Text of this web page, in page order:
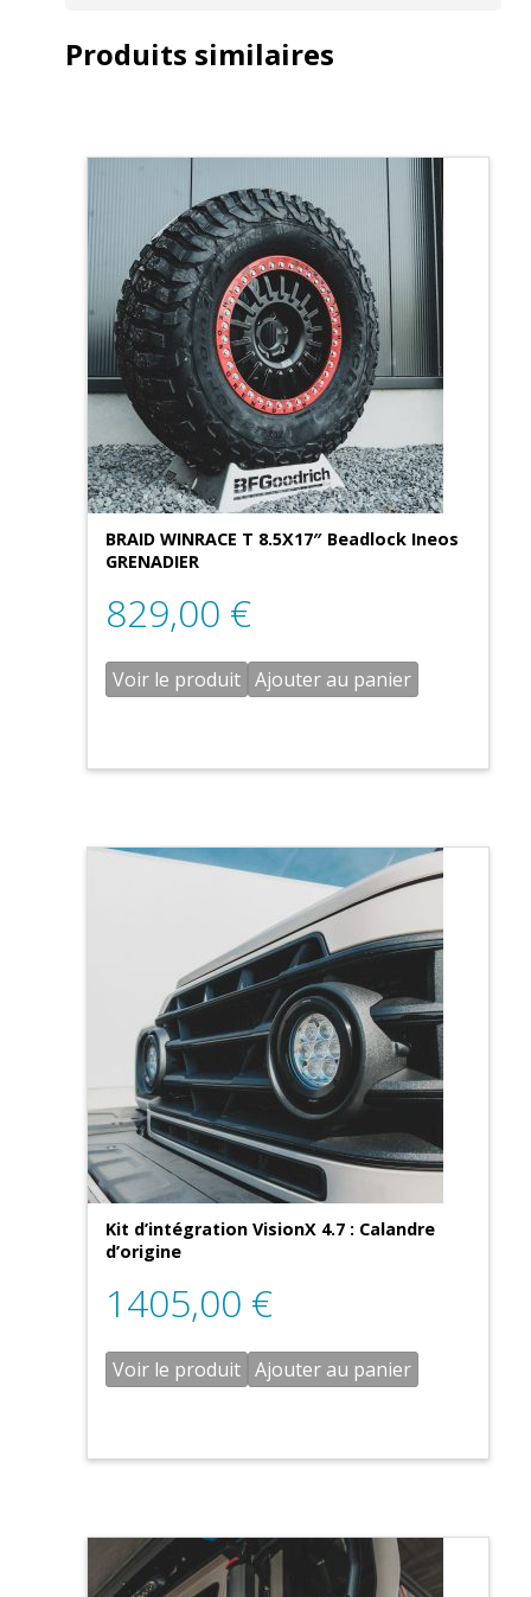
Produits similaires
BRAID WINRACE T 8.5X17″ Beadlock Ineos
GRENADIER
829,00 €
Voir le produit Ajouter au panier
Kit d’intégration VisionX 4.7 : Calandre
d’origine
1405,00 €
Voir le produit Ajouter au panier